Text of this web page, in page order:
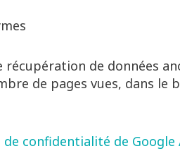
de données
de pages vues, dans
de confidentialité de Google